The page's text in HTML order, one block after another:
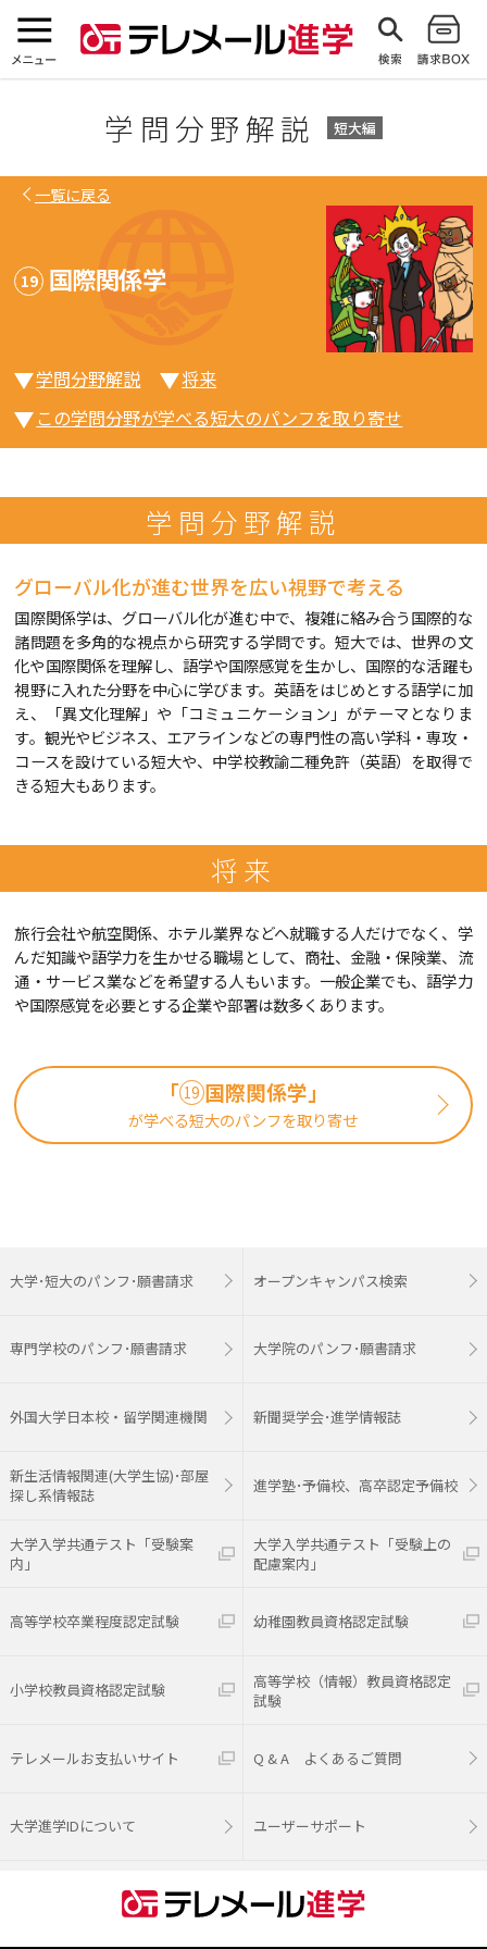
学問分野解説
一覧に戻る
19 国際関係学
学問分野解説
将来
この学問分野が学べる短大のパンフを取り寄せ
学問分野解説
グローバル化が進む世界を広い視野で考える
国際関係学は、グローバル化が進む中で、複雑に絡み合う国際的な
諸問題を多角的な視点から研究する学問です。短大では、世界の文
化や国際関係を理解し、語学や国際感覚を生かし、国際的な活躍も
視野に入れた分野を中心に学びます。英語をはじめとする語学に加
え、「異文化理解」や「コミュニケーション」がテーマとなりま
す。観光やビジネス、エアラインなどの専門性の高い学科・専攻・
コースを設けている短大や、中学校教諭二種免許（英語）を取得で
きる短大もあります。
将来
旅行会社や航空関係、ホテル業界などへ就職する人だけでなく、学
んだ知識や語学力を生かせる職場として、商社、金融・保険業、流
通・サービス業などを希望する人もいます。一般企業でも、語学力
や国際感覚を必要とする企業や部署は数多くあります。
「 19 国際関係学」
が学べる短大のパンフを取り寄せ
大学･短大のパンフ･願書請求 オープンキャンパス検索
専門学校のパンフ･願書請求 大学院のパンフ･願書請求
外国大学日本校・留学関連機関 新聞奨学会･進学情報誌
新生活情報関連(大学生協)･部屋
探し系情報誌
進学塾･予備校、高卒認定予備校
大学入学共通テスト「受験案
内」
大学入学共通テスト「受験上の
配慮案内」
高等学校卒業程度認定試験 幼稚園教員資格認定試験
小学校教員資格認定試験
高等学校（情報）教員資格認定
試験
テレメールお支払いサイト Q & A よくあるご質問
大学進学IDについて ユーザーサポート